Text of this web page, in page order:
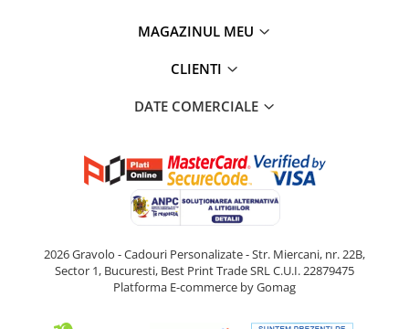
MAGAZINUL MEU
CLIENTI
DATE COMERCIALE
2026 Gravolo - Cadouri Personalizate - Str. Miercani, nr. 22B,
Sector 1, Bucuresti, Best Print Trade SRL C.U.I. 22879475
Platforma E-commerce by Gomag